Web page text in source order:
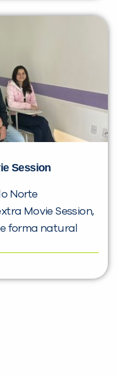
Session
Norte
Movie Session,
forma natural